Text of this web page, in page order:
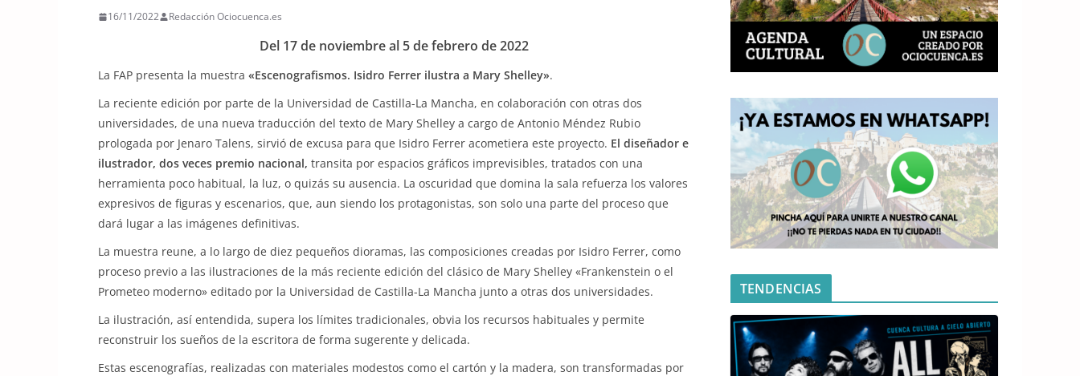
16/11/2022 Redacción Ociocuenca.es
Del 17 de noviembre al 5 de febrero de 2022
La FAP presenta la muestra «Escenografismos. Isidro Ferrer ilustra a Mary Shelley».
La reciente edición por parte de la Universidad de Castilla-La Mancha, en colaboración con otras dos
universidades, de una nueva traducción del texto de Mary Shelley a cargo de Antonio Méndez Rubio
prologada por Jenaro Talens, sirvió de excusa para que Isidro Ferrer acometiera este proyecto. El diseñador e
ilustrador, dos veces premio nacional, transita por espacios gráficos imprevisibles, tratados con una
herramienta poco habitual, la luz, o quizás su ausencia. La oscuridad que domina la sala refuerza los valores
expresivos de figuras y escenarios, que, aun siendo los protagonistas, son solo una parte del proceso que
dará lugar a las imágenes definitivas.
La muestra reune, a lo largo de diez pequeños dioramas, las composiciones creadas por Isidro Ferrer, como
proceso previo a las ilustraciones de la más reciente edición del clásico de Mary Shelley «Frankenstein o el
Prometeo moderno» editado por la Universidad de Castilla-La Mancha junto a otras dos universidades.
La ilustración, así entendida, supera los límites tradicionales, obvia los recursos habituales y permite
reconstruir los sueños de la escritora de forma sugerente y delicada.
Estas escenografías, realizadas con materiales modestos como el cartón y la madera, son transformadas por
TENDENCIAS